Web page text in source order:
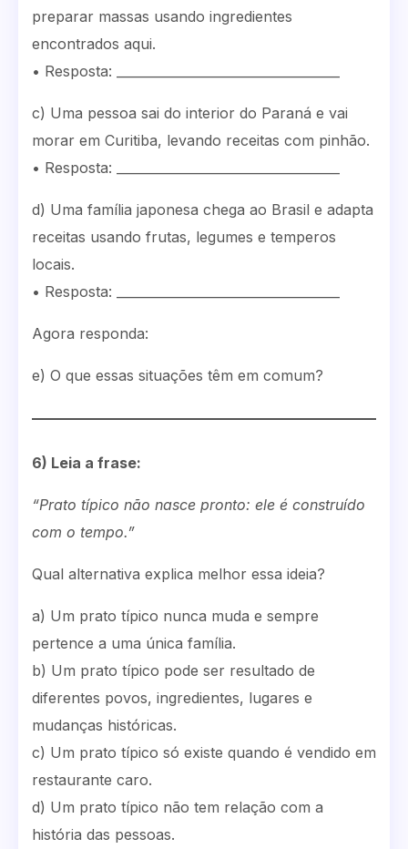
preparar massas usando ingredientes
encontrados aqui.
• Resposta: ___________________________________
c) Uma pessoa sai do interior do Paraná e vai
morar em Curitiba, levando receitas com pinhão.
• Resposta: ___________________________________
d) Uma família japonesa chega ao Brasil e adapta
receitas usando frutas, legumes e temperos
locais.
• Resposta: ___________________________________
Agora responda:
e) O que essas situações têm em comum?
6) Leia a frase:
“Prato típico não nasce pronto: ele é construído
com o tempo.”
Qual alternativa explica melhor essa ideia?
a) Um prato típico nunca muda e sempre
pertence a uma única família.
b) Um prato típico pode ser resultado de
diferentes povos, ingredientes, lugares e
mudanças históricas.
c) Um prato típico só existe quando é vendido em
restaurante caro.
d) Um prato típico não tem relação com a
história das pessoas.